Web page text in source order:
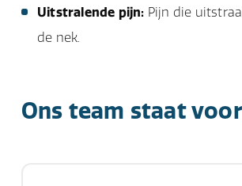
Uitstralende pijn: Pijn die
de nek.
Ons team staat